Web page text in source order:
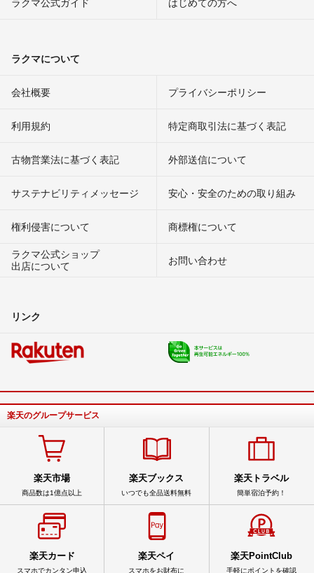
ラクマについて
会社概要 プライバシーポリシー
利用規約 特定商取引法に基づく表記
古物営業法に基づく表記 外部送信について
サステナビリティメッセージ 安心・安全のための取り組み
権利侵害について
商標権について
ラクマ公式ショップ
出店について
お問い合わせ
リンク
楽天のグループサービス
楽天市場
商品数は1億点以上
楽天ブックス
いつでも全品送料無料
楽天トラベル
簡単宿泊予約！
楽天カード
スマホでカンタン申込
楽天ペイ
スマホをお財布に
楽天PointClub
手軽にポイントを確認